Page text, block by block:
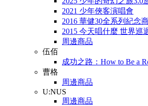
2021 少年俠客演唱會
2016 華健30全系列紀念
2015 今天唱什麼 世界巡
周邊商品
伍佰
成功之路：How to Be a
曹格
周邊商品
U:NUS
周邊商品